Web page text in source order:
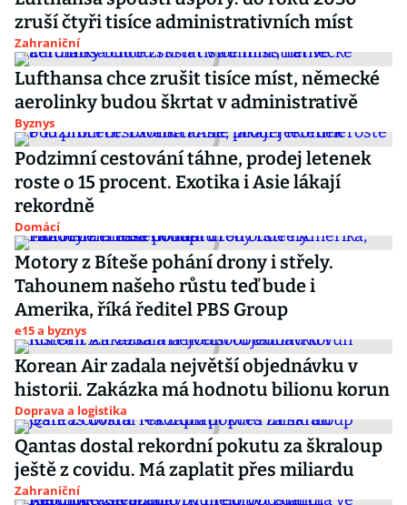
zruší čtyři tisíce administrativních míst
Zahraniční
Lufthansa chce zrušit tisíce míst, německé
aerolinky budou škrtat v administrativě
Byznys
Podzimní cestování táhne, prodej letenek
roste o 15 procent. Exotika i Asie lákají
rekordně
Domácí
Motory z Bíteše pohání drony i střely.
Tahounem našeho růstu teď bude i
Amerika, říká ředitel PBS Group
e15 a byznys
Korean Air zadala největší objednávku v
historii. Zakázka má hodnotu bilionu korun
Doprava a logistika
Qantas dostal rekordní pokutu za škraloup
ještě z covidu. Má zaplatit přes miliardu
Zahraniční